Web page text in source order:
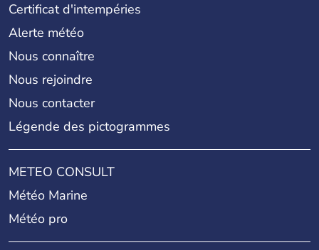
Certificat d'intempéries
Alerte météo
Nous connaître
Nous rejoindre
Nous contacter
Légende des pictogrammes
METEO CONSULT
Météo Marine
Météo pro